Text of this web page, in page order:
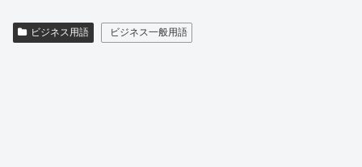
ビジネス用語 ビジネス一般用語